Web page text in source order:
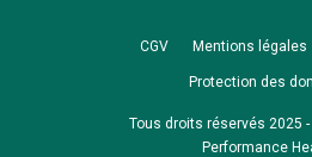
CGV Mentions légales
Protection des
Tous droits réservés 2025 -
Performance